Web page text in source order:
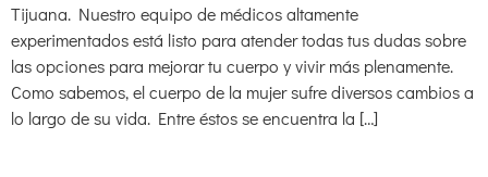
Tijuana. Nuestro equipo de médicos altamente
experimentados está listo para atender todas tus dudas sobre
las opciones para mejorar tu cuerpo y vivir más plenamente.
Como sabemos, el cuerpo de la mujer sufre diversos cambios a
lo largo de su vida. Entre éstos se encuentra la […]